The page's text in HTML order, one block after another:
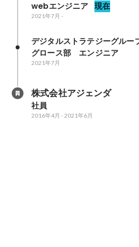
webエンジニア 現在
2021年7月 -
デジタルストラテジーグルー
グロース部　エンジニア
2021年7月
株式会社アジェンダ
社員
2016年4月 -2021年6月